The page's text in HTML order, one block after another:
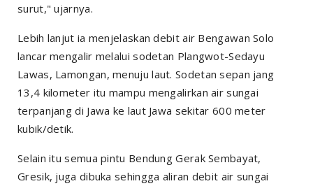
surut," ujarnya.
Lebih lanjut ia menjelaskan debit air Bengawan Solo
lancar mengalir melalui sodetan Plangwot-Sedayu
Lawas, Lamongan, menuju laut. Sodetan sepan jang
13,4 kilometer itu mampu mengalirkan air sungai
terpanjang di Jawa ke laut Jawa sekitar 600 meter
kubik/detik.
Selain itu semua pintu Bendung Gerak Sembayat,
Gresik, juga dibuka sehingga aliran debit air sungai